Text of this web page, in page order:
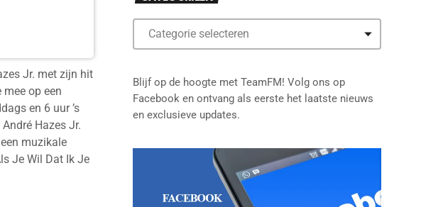
Jr. met zijn hit
op een
en 6 uur ’s
Hazes Jr.
muzikale
Je Wil Dat Ik Je
Blijf op de hoogte met TeamFM! Volg ons op
Facebook en ontvang als eerste het laatste nieuws
en exclusieve updates.